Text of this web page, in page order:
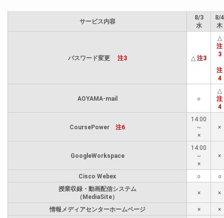
サービス内容
8/3
水
8/4
木
パスワード変更 注3 △ 注3
△
注
3
注
4
AOYAMA-mail ○
△
注
4
CoursePower 注6
14:00
～
×
×
GoogleWorkspace
14:00
～
×
×
Cisco Webex ○
○
授業収録・動画配信システム
（MediaSite）
× ×
情報メディアセンターホームページ ×
×